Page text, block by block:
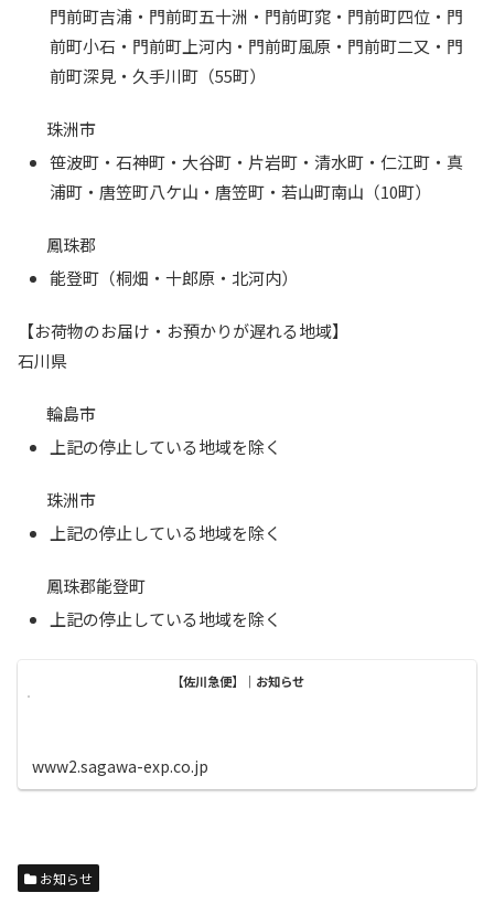
門前町吉浦・門前町五十洲・門前町窕・門前町四位・門
前町小石・門前町上河内・門前町風原・門前町二又・門
前町深見・久手川町（55町）
珠洲市
笹波町・石神町・大谷町・片岩町・清水町・仁江町・真
浦町・唐笠町八ケ山・唐笠町・若山町南山（10町）
鳳珠郡
能登町（桐畑・十郎原・北河内）
【お荷物のお届け・お預かりが遅れる地域】
石川県
輪島市
上記の停止している地域を除く
珠洲市
上記の停止している地域を除く
鳳珠郡能登町
上記の停止している地域を除く
【佐川急便】｜お知らせ
www2.sagawa-exp.co.jp
お知らせ